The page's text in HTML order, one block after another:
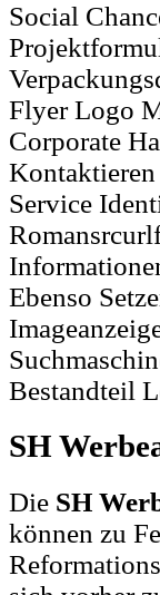
Social
Flyer Logo
Corporate
Service
Ebenso
Bestandteil
SH
Die SH
können zu